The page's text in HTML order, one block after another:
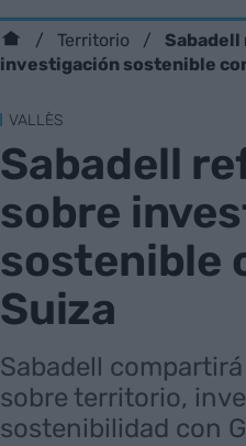
Territorio
Sabadell
investigación sostenible
VALLÈS
Sabadell
sobre
sostenible
Suiza
Sabadell
sobre territorio,
sostenibilidad con